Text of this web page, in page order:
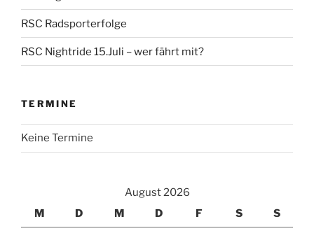
RSC Radsporterfolge
RSC Nightride 15.Juli – wer fährt mit?
TERMINE
Keine Termine
August 2026
M
D M D F S S